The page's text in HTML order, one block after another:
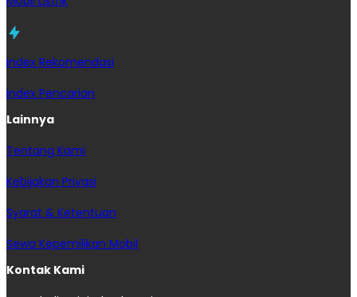
Index Rekomendasi
Index Pencarian
Lainnya
Tentang Kami
Kebijakan Privasi
Syarat & Ketentuan
Sewa Kepemilikan Mobil
Kontak Kami